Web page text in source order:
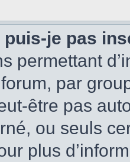
puis-je pas
permettant
par
être pas
ou seuls
plus